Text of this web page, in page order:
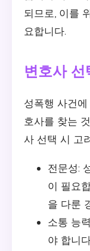
되므로, 이를
요합니다.
변호사
성폭행 사건
호사를 찾는
사 선택 시 고
전문성:
이 필요
을 다룬
소통 능
야 합니